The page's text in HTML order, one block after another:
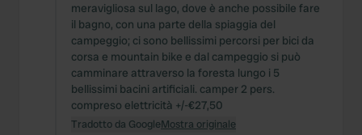
meravigliosa sul lago, dove è anche possibile fare
il bagno, con una parte della spiaggia del
campeggio; ci sono bellissimi percorsi per bici da
corsa e mountain bike e dal campeggio si può
camminare attraverso la foresta lungo i 5
bellissimi bacini artificiali. camper 2 pers.
compreso elettricità +/-€27,50
Tradotto da GoogleMostra originale